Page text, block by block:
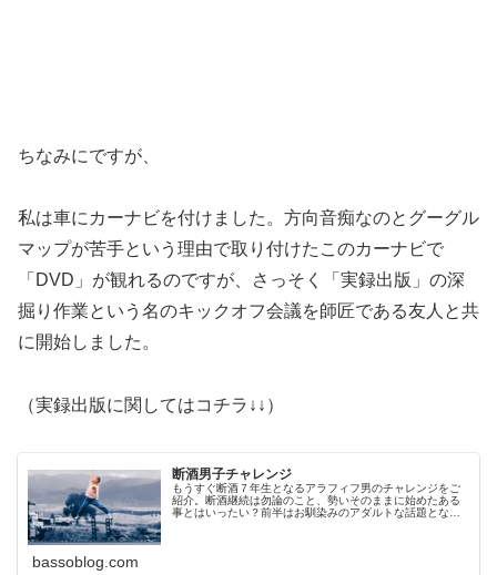
ちなみにですが、
私は車にカーナビを付けました。方向音痴なのとグーグル
マップが苦手という理由で取り付けたこのカーナビで
「DVD」が観れるのですが、さっそく「実録出版」の深
掘り作業という名のキックオフ会議を師匠である友人と共
に開始しました。
（実録出版に関してはコチラ↓↓）
断酒男子チャレンジ
もうすぐ断酒７年生となるアラフィフ男のチャレンジをご
紹介。断酒継続は勿論のこと、勢いそのままに始めたある
事とはいったい？前半はお馴染みのアダルトな話題となっ
bassoblog.com